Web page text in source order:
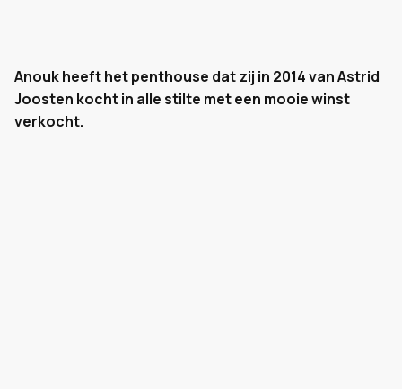
Anouk heeft het penthouse dat zij in 2014 van Astrid
Joosten kocht in alle stilte met een mooie winst
verkocht.